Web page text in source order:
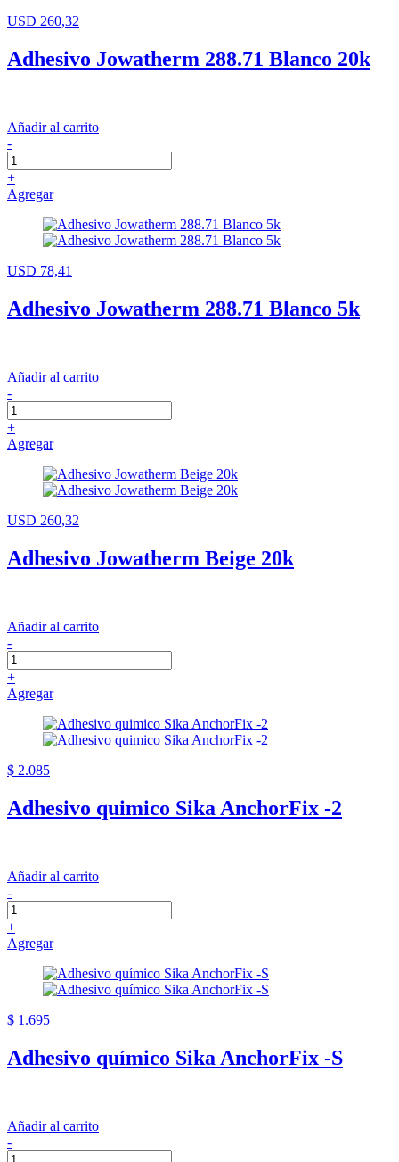
USD 260,32
Adhesivo Jowatherm 288.71 Blanco 20k
Añadir al carrito
-
+
Agregar
USD 78,41
Adhesivo Jowatherm 288.71 Blanco 5k
Añadir al carrito
-
+
Agregar
USD 260,32
Adhesivo Jowatherm Beige 20k
Añadir al carrito
-
+
Agregar
$ 2.085
Adhesivo quimico Sika AnchorFix -2
Añadir al carrito
-
+
Agregar
$ 1.695
Adhesivo químico Sika AnchorFix -S
Añadir al carrito
-